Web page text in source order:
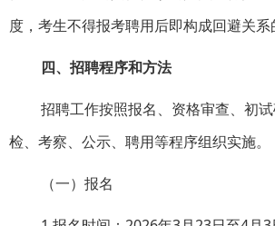
度，考生不得报考聘用后即构成回避关系
四、招聘程序和方法
招聘工作按照报名、资格审查、初
检、考察、公示、聘用等程序组织实施。
（一）报名